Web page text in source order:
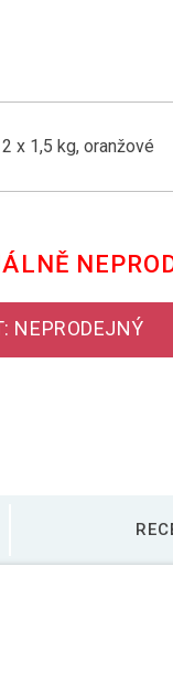
x 1,5 kg, oranžové
x 2,5 kg, modré
NEPRODEJNÝ